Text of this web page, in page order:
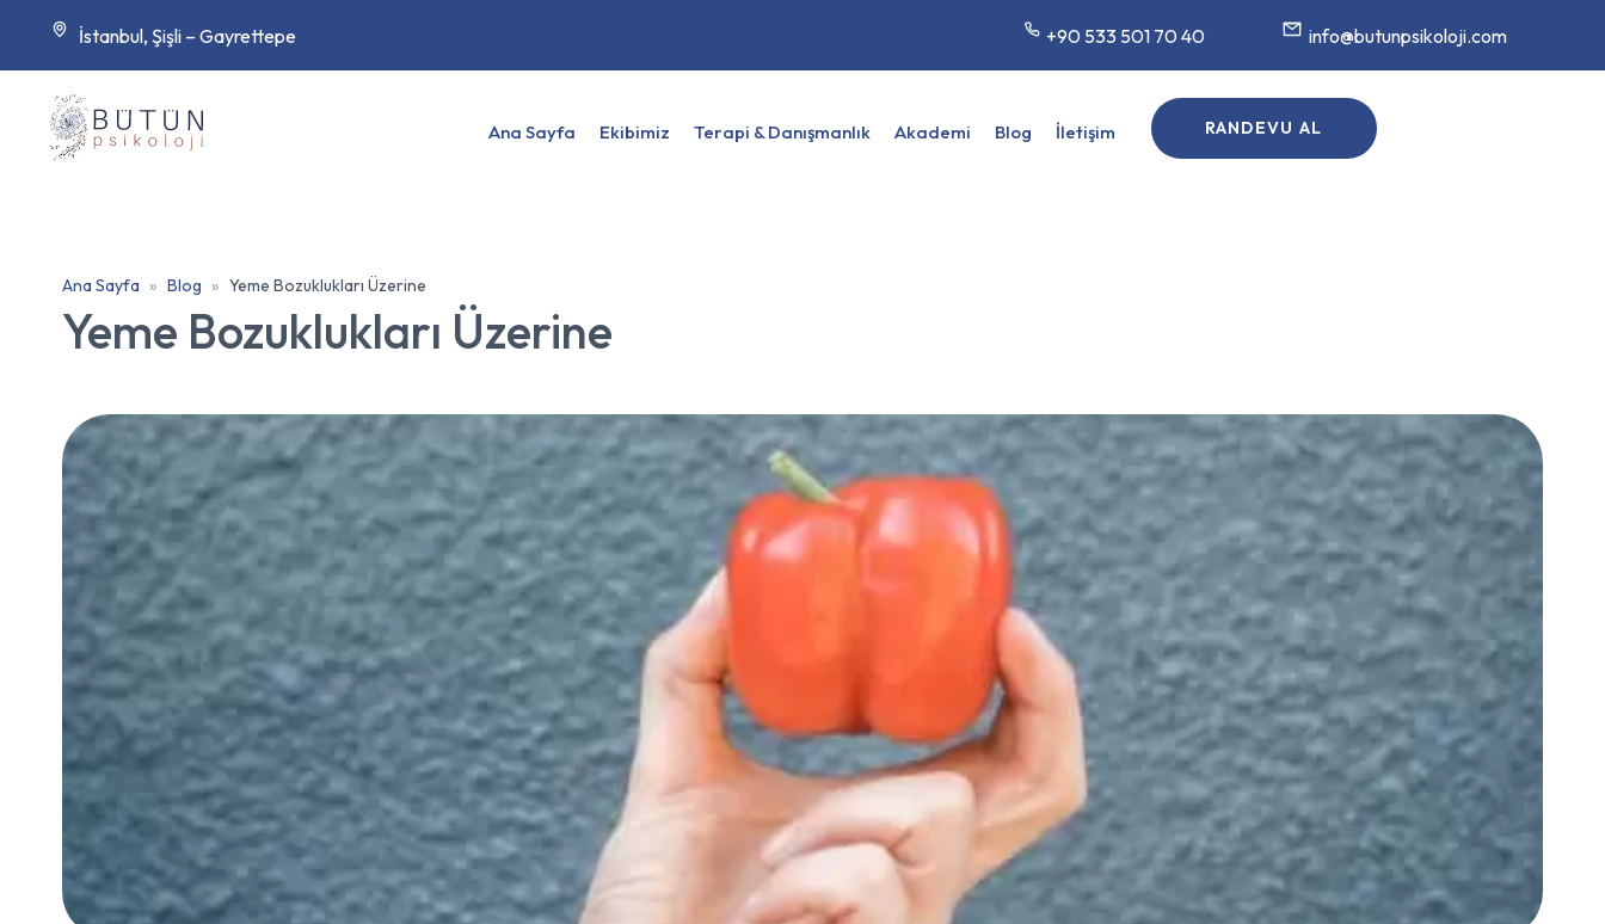
İstanbul, Şişli – Gayrettepe +90 533 501 70 40 info@butunpsikoloji.com
Ana Sayfa Ekibimiz Terapi & Danışmanlık Akademi Blog İletişim RANDEVU AL
Ana Sayfa Blog Yeme Bozuklukları Üzerine
Yeme Bozuklukları Üzerine